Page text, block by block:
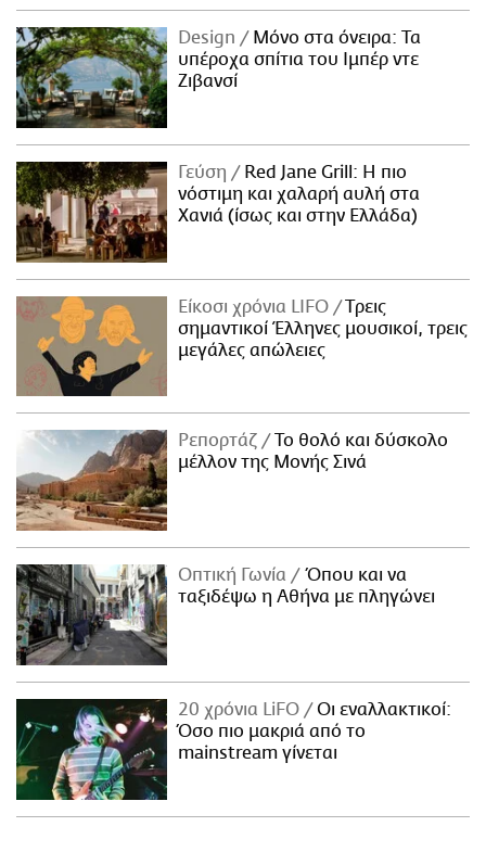
Design
Μόνο στα όνειρα: Τα
υπέροχα σπίτια του Ιμπέρ ντε
Ζιβανσί
Γεύση
Red Jane Grill: Η πιο
νόστιμη και χαλαρή αυλή στα
Χανιά (ίσως και στην Ελλάδα)
Είκοσι χρόνια LIFO
Tρεις
σημαντικοί Έλληνες μουσικοί, τρεις
μεγάλες απώλειες
Ρεπορτάζ
Το θολό και δύσκολο
μέλλον της Μονής Σινά
Οπτική Γωνία
Όπου και να
ταξιδέψω η Αθήνα με πληγώνει
20 χρόνια LiFO
Οι εναλλακτικοί:
Όσο πιο μακριά από το
mainstream γίνεται